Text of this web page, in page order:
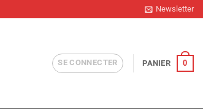
Newsletter
SE CONNECTER PANIER 0